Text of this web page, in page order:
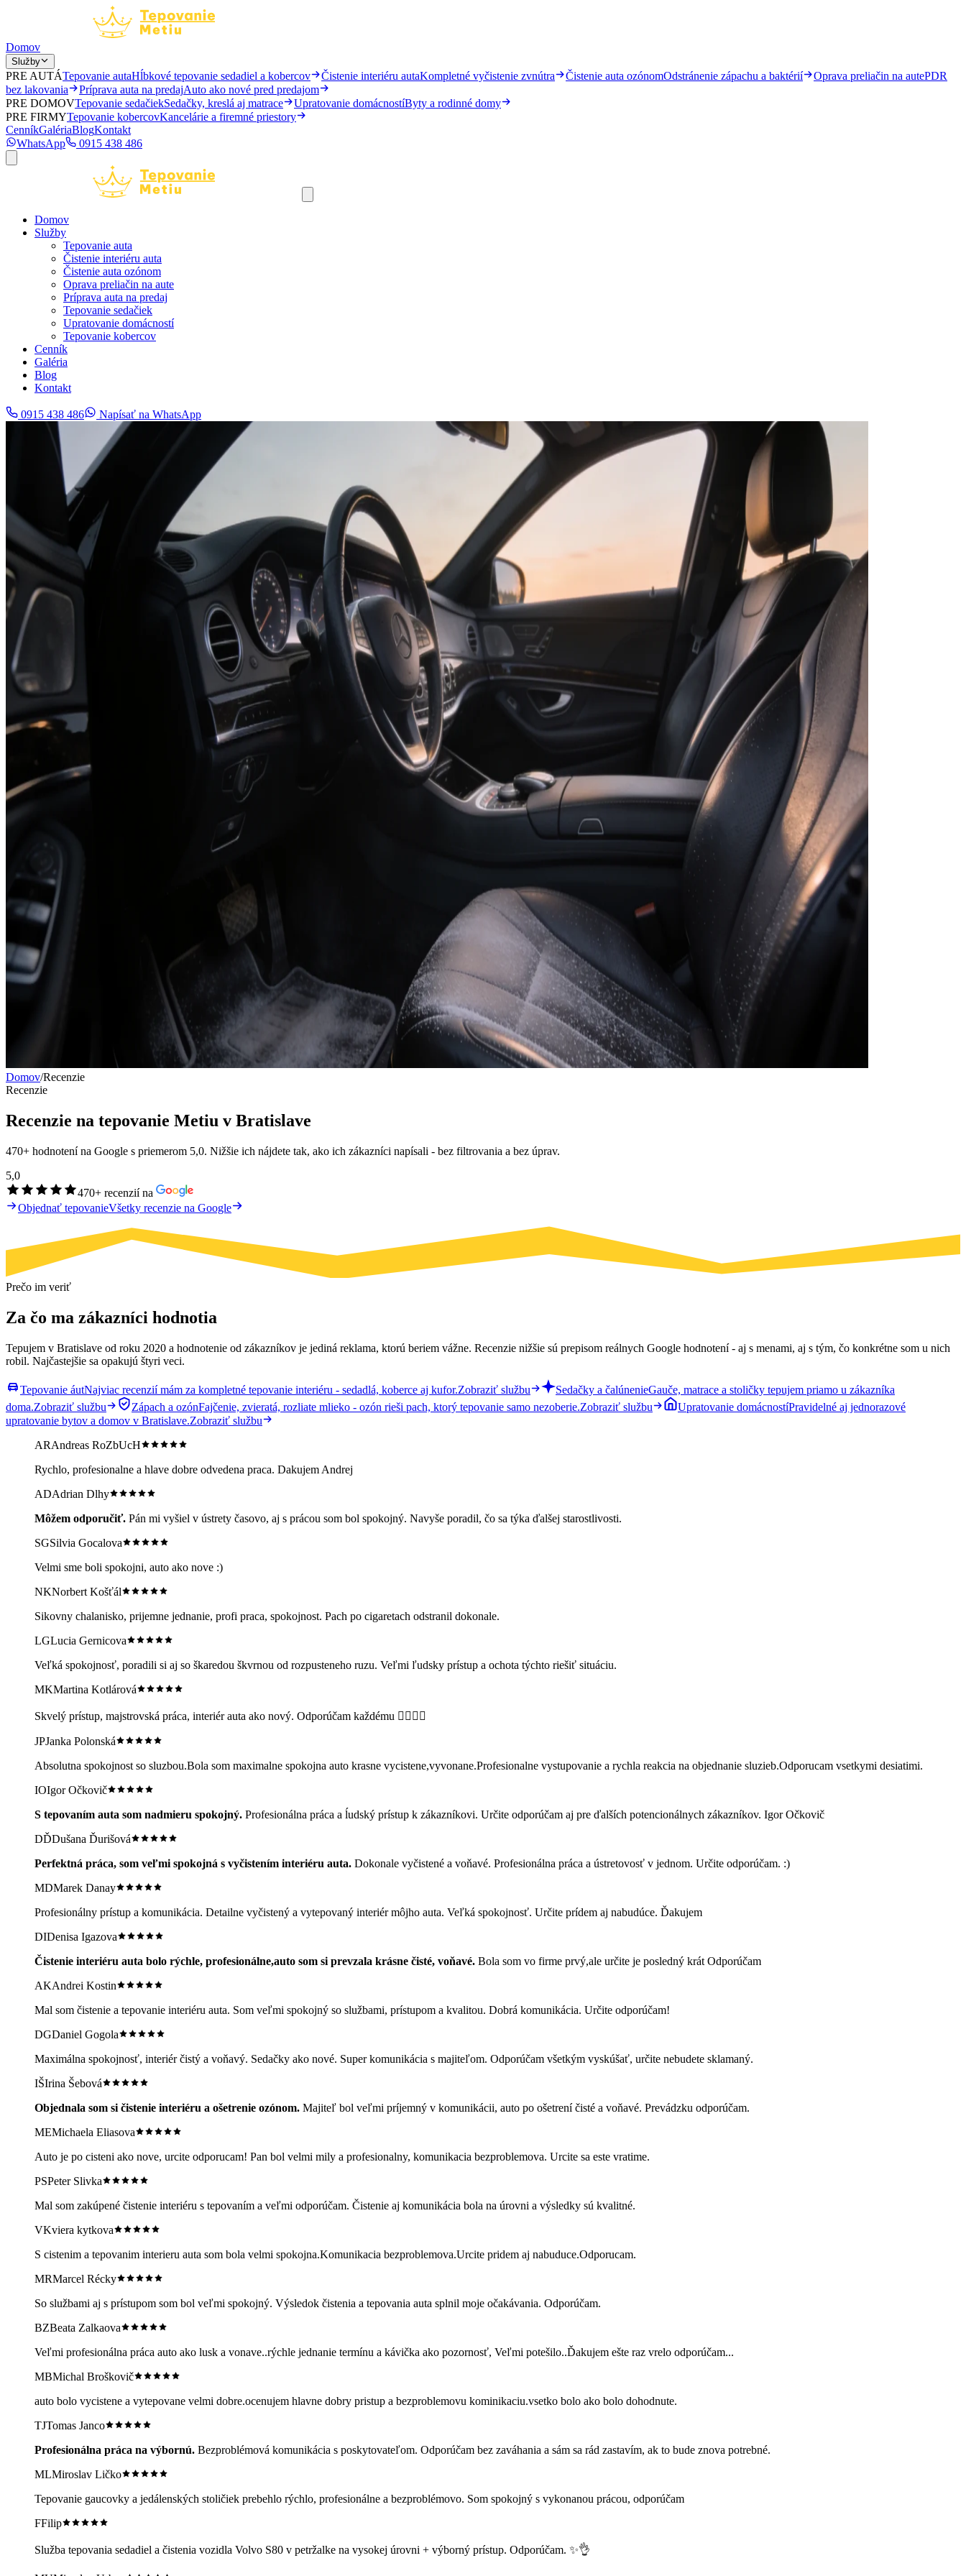
Domov
Služby
PRE AUTÁTepovanie autaHĺbkové tepovanie sedadiel a kobercov Čistenie interiéru autaKompletné vyčistenie zvnútra Čistenie auta ozónomOdstránenie zápachu a baktérií Oprava preliačin na autePDR
bez lakovania
Príprava auta na predajAuto ako nové pred predajom
PRE DOMOVTepovanie sedačiekSedačky, kreslá aj matrace Upratovanie domácnostíByty a rodinné domy
PRE FIRMYTepovanie kobercovKancelárie a firemné priestory
CenníkGalériaBlogKontakt
WhatsApp
0915 438 486
Domov
Služby
Tepovanie auta
Čistenie interiéru auta
Čistenie auta ozónom
Oprava preliačin na aute
Príprava auta na predaj
Tepovanie sedačiek
Upratovanie domácností
Tepovanie kobercov
Cenník
Galéria
Blog
Kontakt
0915 438 486 Napísať na WhatsApp
Domov/Recenzie
Recenzie
Recenzie na tepovanie Metiu v Bratislave
470+ hodnotení na Google s priemerom 5,0. Nižšie ich nájdete tak, ako ich zákazníci napísali - bez filtrovania a bez úprav.
5,0
470+ recenzií na
Objednať tepovanieVšetky recenzie na Google
Prečo im veriť
Za čo ma zákazníci hodnotia
Tepujem v Bratislave od roku 2020 a hodnotenie od zákazníkov je jediná reklama, ktorú beriem vážne. Recenzie nižšie sú prepisom reálnych Google hodnotení - aj s menami, aj s tým, čo konkrétne som u nich
robil. Najčastejšie sa opakujú štyri veci.
Tepovanie áutNajviac recenzií mám za kompletné tepovanie interiéru - sedadlá, koberce aj kufor.Zobraziť službu Sedačky a čalúnenieGauče, matrace a stoličky tepujem priamo u zákazníka
doma.Zobraziť službu Zápach a ozónFajčenie, zvieratá, rozliate mlieko - ozón rieši pach, ktorý tepovanie samo nezoberie.Zobraziť službu Upratovanie domácnostíPravidelné aj jednorazové
upratovanie bytov a domov v Bratislave.Zobraziť službu
ARAndreas RoZbUcH
Rychlo, profesionalne a hlave dobre odvedena praca. Dakujem Andrej
ADAdrian Dlhy
Môžem odporučiť. Pán mi vyšiel v ústrety časovo, aj s prácou som bol spokojný. Navyše poradil, čo sa týka ďalšej starostlivosti.
SGSilvia Gocalova
Velmi sme boli spokojni, auto ako nove :)
NKNorbert Košťál
Sikovny chalanisko, prijemne jednanie, profi praca, spokojnost. Pach po cigaretach odstranil dokonale.
LGLucia Gernicova
Veľká spokojnosť, poradili si aj so škaredou škvrnou od rozpusteneho ruzu. Veľmi ľudsky prístup a ochota týchto riešiť situáciu.
MKMartina Kotlárová
Skvelý prístup, majstrovská práca, interiér auta ako nový. Odporúčam každému 👌🏻👍🏻
JPJanka Polonská
Absolutna spokojnost so sluzbou.Bola som maximalne spokojna auto krasne vycistene,vyvonane.Profesionalne vystupovanie a rychla reakcia na objednanie sluzieb.Odporucam vsetkymi desiatimi.
IOIgor Očkovič
S tepovaním auta som nadmieru spokojný. Profesionálna práca a ĺudský prístup k zákazníkovi. Určite odporúčam aj pre ďalších potencionálnych zákazníkov. Igor Očkovič
DĎDušana Ďurišová
Perfektná práca, som veľmi spokojná s vyčistením interiéru auta. Dokonale vyčistené a voňavé. Profesionálna práca a ústretovosť v jednom. Určite odporúčam. :)
MDMarek Danay
Profesionálny prístup a komunikácia. Detailne vyčistený a vytepovaný interiér môjho auta. Veľká spokojnosť. Určite prídem aj nabudúce. Ďakujem
DIDenisa Igazova
Čistenie interiéru auta bolo rýchle, profesionálne,auto som si prevzala krásne čisté, voňavé. Bola som vo firme prvý,ale určite je posledný krát Odporúčam
AKAndrei Kostin
Mal som čistenie a tepovanie interiéru auta. Som veľmi spokojný so službami, prístupom a kvalitou. Dobrá komunikácia. Určite odporúčam!
DGDaniel Gogola
Maximálna spokojnosť, interiér čistý a voňavý. Sedačky ako nové. Super komunikácia s majiteľom. Odporúčam všetkým vyskúšať, určite nebudete sklamaný.
IŠIrina Šebová
Objednala som si čistenie interiéru a ošetrenie ozónom. Majiteľ bol veľmi príjemný v komunikácii, auto po ošetrení čisté a voňavé. Prevádzku odporúčam.
MEMichaela Eliasova
Auto je po cisteni ako nove, urcite odporucam! Pan bol velmi mily a profesionalny, komunikacia bezproblemova. Urcite sa este vratime.
PSPeter Slivka
Mal som zakúpené čistenie interiéru s tepovaním a veľmi odporúčam. Čistenie aj komunikácia bola na úrovni a výsledky sú kvalitné.
VKviera kytkova
S cistenim a tepovanim interieru auta som bola velmi spokojna.Komunikacia bezproblemova.Urcite pridem aj nabuduce.Odporucam.
MRMarcel Récky
So službami aj s prístupom som bol veľmi spokojný. Výsledok čistenia a tepovania auta splnil moje očakávania. Odporúčam.
BZBeata Zalkaova
Veľmi profesionálna práca auto ako lusk a vonave..rýchle jednanie termínu a kávička ako pozornosť, Veľmi potešilo..Ďakujem ešte raz vrelo odporúčam...
MBMichal Broškovič
auto bolo vycistene a vytepovane velmi dobre.ocenujem hlavne dobry pristup a bezproblemovu kominikaciu.vsetko bolo ako bolo dohodnute.
TJTomas Janco
Profesionálna práca na výbornú. Bezproblémová komunikácia s poskytovateľom. Odporúčam bez zaváhania a sám sa rád zastavím, ak to bude znova potrebné.
MLMiroslav Ličko
Tepovanie gaucovky a jedálenských stoličiek prebehlo rýchlo, profesionálne a bezproblémovo. Som spokojný s vykonanou prácou, odporúčam
FFilip
Služba tepovania sedadiel a čistenia vozidla Volvo S80 v petržalke na vysokej úrovni + výborný prístup. Odporúčam. ✨👌